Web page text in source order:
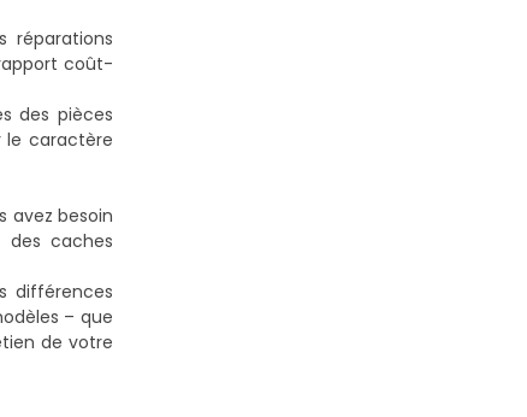
réparations
coût-
des pièces
le caractère
avez besoin
caches
différences
– que
de votre